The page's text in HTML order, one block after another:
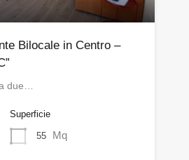
Bilocale in Centro –
due…
Superficie
55 Mq